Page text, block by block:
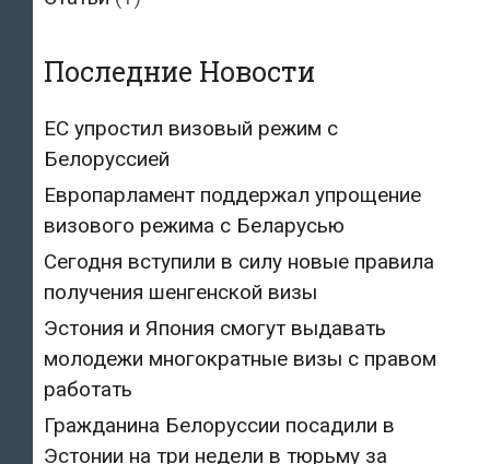
Последние Новости
ЕС упростил визовый режим с
Белоруссией
Европарламент поддержал упрощение
визового режима с Беларусью
Сегодня вступили в силу новые правила
получения шенгенской визы
Эстония и Япония смогут выдавать
молодежи многократные визы с правом
работать
Гражданина Белоруссии посадили в
Эстонии на три недели в тюрьму за